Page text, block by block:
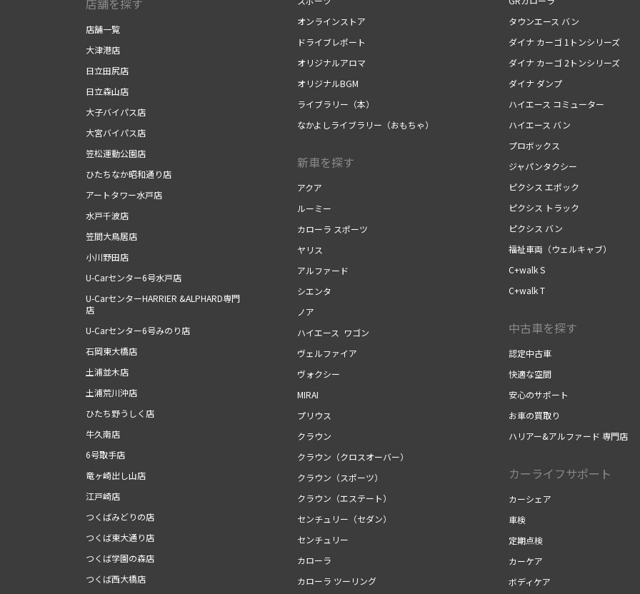
店舗を探す
店舗一覧
大津港店
日立田尻店
日立森山店
大子バイパス店
大宮バイパス店
笠松運動公園店
ひたちなか昭和通り店
アートタワー水戸店
水戸千波店
笠間大鳥居店
小川野田店
U-Carセンター6号水戸店
U-CarセンターHARRIER &ALPHARD専門
店
U-Carセンター6号みのり店
石岡東大橋店
土浦並木店
土浦荒川沖店
ひたち野うしく店
牛久南店
6号取手店
竜ヶ崎出し山店
江戸崎店
つくばみどりの店
つくば東大通り店
つくば学園の森店
つくば西大橋店
オンラインストア
ドライブレポート
オリジナルアロマ
オリジナルBGM
ライブラリー（本）
なかよしライブラリー（おもちゃ）
新車を探す
アクア
ルーミー
カローラ スポーツ
ヤリス
アルファード
シエンタ
ノア
ハイエース ワゴン
ヴェルファイア
ヴォクシー
MIRAI
プリウス
クラウン
クラウン（クロスオーバー）
クラウン（スポーツ）
クラウン（エステート）
センチュリー（セダン）
センチュリー
カローラ
カローラ ツーリング
タウンエース バン
ダイナ カーゴ 1トンシリーズ
ダイナ カーゴ 2トンシリーズ
ダイナ ダンプ
ハイエース コミューター
ハイエース バン
プロボックス
ジャパンタクシー
ピクシス エポック
ピクシス トラック
ピクシス バン
福祉車両（ウェルキャブ）
C+walk S
C+walk T
中古車を探す
認定中古車
快適な空間
安心のサポート
お車の買取り
ハリアー&アルファード 専門店
カーライフサポート
カーシェア
車検
定期点検
カーケア
ボディケア